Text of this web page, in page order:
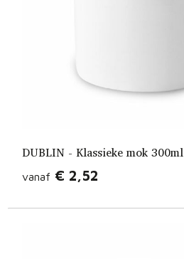
DUBLIN - Klassieke mok 300ml
vanaf € 2,52